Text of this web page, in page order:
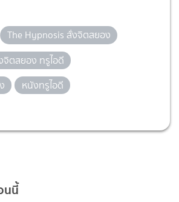
The Hypnosis สั่งจิตสยอง
จิตสยอง ทรูไอดี
หนังทรูไอดี
นนี้